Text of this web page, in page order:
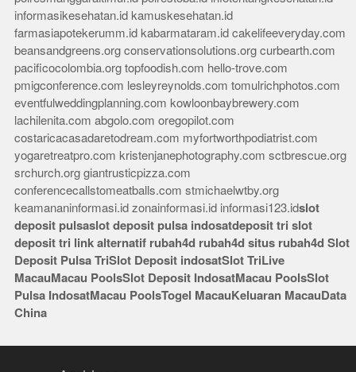
informasikesehatan.id kamuskesehatan.id
farmasiapotekerumm.id kabarmataram.id cakelifeeveryday.com
beansandgreens.org conservationsolutions.org curbearth.com
pacificocolombia.org topfoodish.com hello-trove.com
pmigconference.com lesleyreynolds.com tomulrichphotos.com
eventfulweddingplanning.com kowloonbaybrewery.com
lachilenita.com abgolo.com oregopilot.com
costaricacasadaretodream.com myfortworthpodiatrist.com
yogaretreatpro.com kristenjanephotography.com sctbrescue.org
srchurch.org giantrusticpizza.com
conferencecallstomeatballs.com stmichaelwtby.org
keamananinformasi.id zonainformasi.id informasi123.idslot
deposit pulsaslot deposit pulsa indosatdeposit tri slot
deposit tri link alternatif rubah4d rubah4d situs rubah4d Slot
Deposit Pulsa TriSlot Deposit indosatSlot TriLive
MacauMacau PoolsSlot Deposit IndosatMacau PoolsSlot
Pulsa IndosatMacau PoolsTogel MacauKeluaran MacauData
China